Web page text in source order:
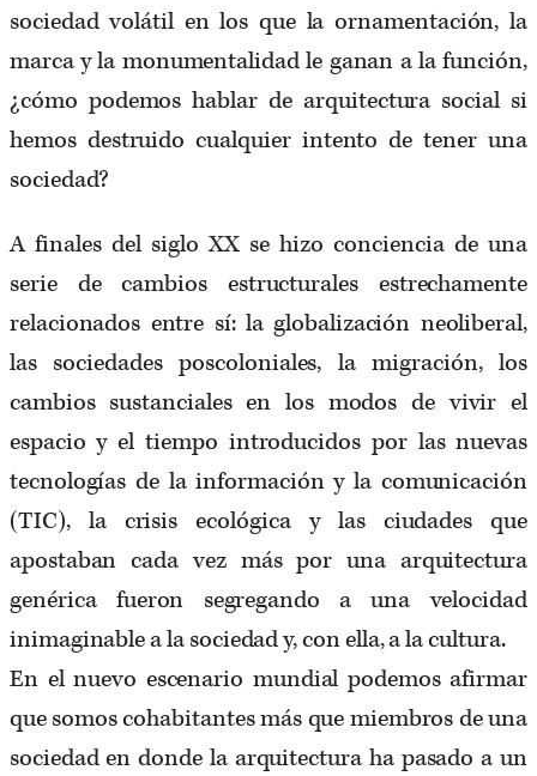
sociedad volátil en los que la ornamentación, la
marca y la monumentalidad le ganan a la función,
¿cómo podemos hablar de arquitectura social si
hemos destruido cualquier intento de tener una
sociedad?
A finales del siglo XX se hizo conciencia de una
serie de cambios estructurales estrechamente
relacionados entre sí: la globalización neoliberal,
las sociedades poscoloniales, la migración, los
cambios sustanciales en los modos de vivir el
espacio y el tiempo introducidos por las nuevas
tecnologías de la información y la comunicación
(TIC), la crisis ecológica y las ciudades que
apostaban cada vez más por una arquitectura
genérica fueron segregando a una velocidad
inimaginable a la sociedad y, con ella, a la cultura.
En el nuevo escenario mundial podemos afirmar
que somos cohabitantes más que miembros de una
sociedad en donde la arquitectura ha pasado a un